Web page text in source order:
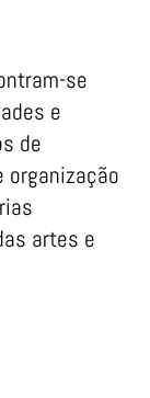
se
e
de
artes e